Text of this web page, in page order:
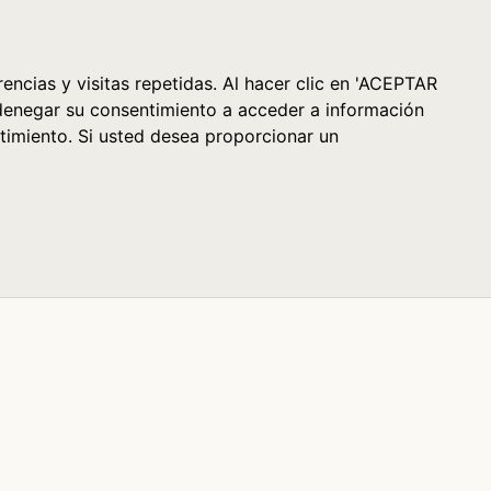
y visitas repetidas. Al hacer clic en 'ACEPTAR
su consentimiento a acceder a información
Si usted desea proporcionar un